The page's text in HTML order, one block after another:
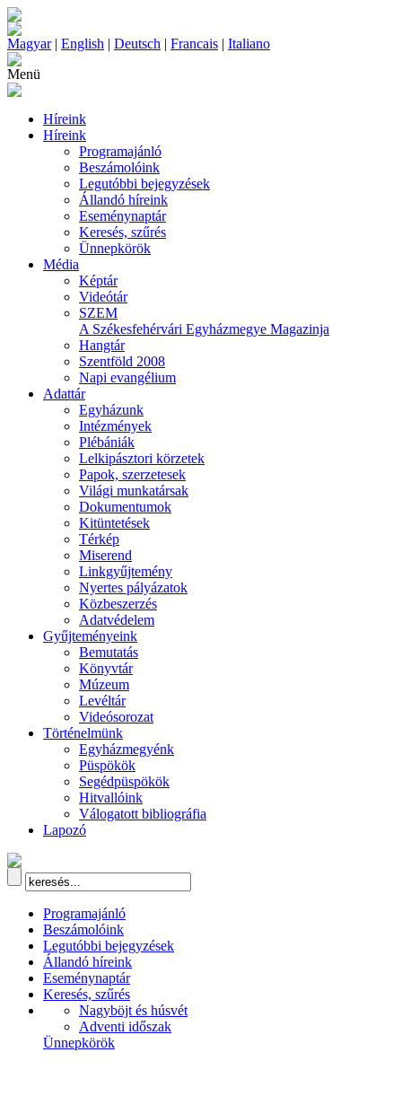
Magyar| English | Deutsch | Francais | Italiano
Menü
Híreink
Híreink
Programajánló
Beszámolóink
Legutóbbi bejegyzések
Állandó híreink
Eseménynaptár
Keresés, szűrés
Ünnepkörök
Média
Képtár
Videótár
SZEM
A Székesfehérvári Egyházmegye Magazinja
Hangtár
Szentföld 2008
Napi evangélium
Adattár
Egyházunk
Intézmények
Plébániák
Lelkipásztori körzetek
Papok, szerzetesek
Világi munkatársak
Dokumentumok
Kitüntetések
Térkép
Miserend
Linkgyűjtemény
Nyertes pályázatok
Közbeszerzés
Adatvédelem
Gyűjteményeink
Bemutatás
Könyvtár
Múzeum
Levéltár
Videósorozat
Történelmünk
Egyházmegyénk
Püspökök
Segédpüspökök
Hitvallóink
Válogatott bibliográfia
Lapozó
Programajánló
Beszámolóink
Legutóbbi bejegyzések
Állandó híreink
Eseménynaptár
Keresés, szűrés
Nagyböjt és húsvét
Adventi időszak
Ünnepkörök